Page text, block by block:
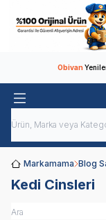
Obivan
Markamama Blog
Kedi Cinsleri